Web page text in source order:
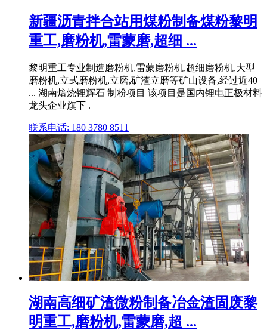
新疆沥青拌合站用煤粉制备煤粉黎明
重工,磨粉机,雷蒙磨,超细 ...
黎明重工专业制造磨粉机,雷蒙磨粉机,超细磨粉机,大型
磨粉机,立式磨粉机,立磨,矿渣立磨等矿山设备,经过近40
... 湖南焙烧锂辉石 制粉项目 该项目是国内锂电正极材料
龙头企业旗下 .
联系电话: 180 3780 8511
湖南高细矿渣微粉制备冶金渣固废黎
明重工,磨粉机,雷蒙磨,超 ...